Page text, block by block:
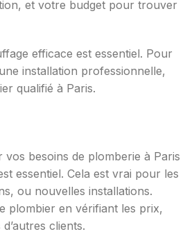
et votre budget pour trouver
efficace est essentiel. Pour
installation professionnelle,
qualifié à Paris.
vos besoins de plomberie à Paris
essentiel. Cela est vrai pour les
ou nouvelles installations.
plombier en vérifiant les prix,
clients.